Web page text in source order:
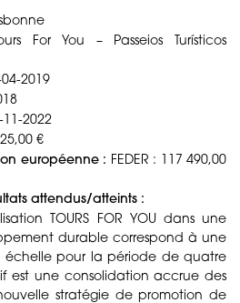
For You – Passeios Turísticos
2019
11-2022
€
européenne : FEDER : 117 490,00
attendus/atteints :
TOURS FOR YOU dans une
durable correspond à une
pour la période de quatre
est une consolidation accrue des
stratégie de promotion de